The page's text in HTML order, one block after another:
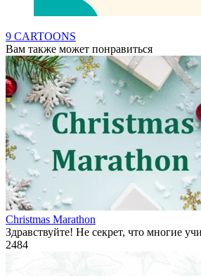
9 CARTOONS
Вам также может понравиться
Christmas Marathon
Здравствуйте! Не секрет, что многие
2484